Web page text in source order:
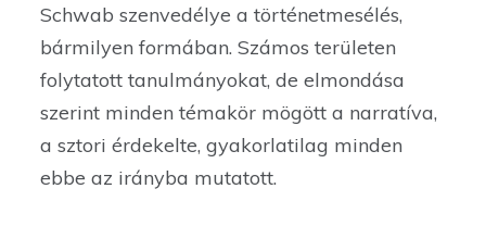
Schwab szenvedélye a történetmesélés,
bármilyen formában. Számos területen
folytatott tanulmányokat, de elmondása
szerint minden témakör mögött a narratíva,
a sztori érdekelte, gyakorlatilag minden
ebbe az irányba mutatott.